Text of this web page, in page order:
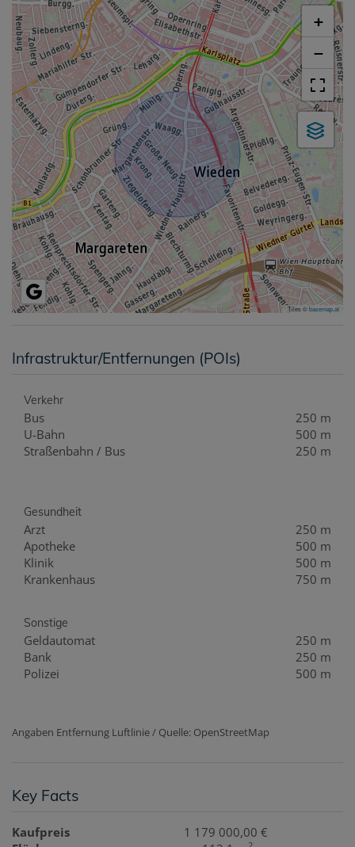
+
−
Tiles ©basemap.at
Infrastruktur/Entfernungen (POIs)
Verkehr
Bus
250 m
U-Bahn
500 m
Straßenbahn / Bus
250 m
Gesundheit
Arzt
250 m
Apotheke
500 m
Klinik
500 m
Krankenhaus
750 m
Sonstige
Geldautomat
250 m
Bank
250 m
Polizei
500 m
Angaben Entfernung Luftlinie / Quelle: OpenStreetMap
Key Facts
Kaufpreis
1 179 000,00 €